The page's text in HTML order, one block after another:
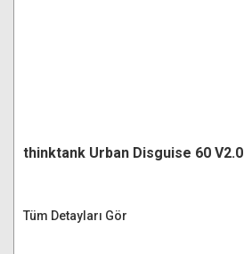
thinktank Urban Disguise 60 V2.0
Tüm Detayları Gör